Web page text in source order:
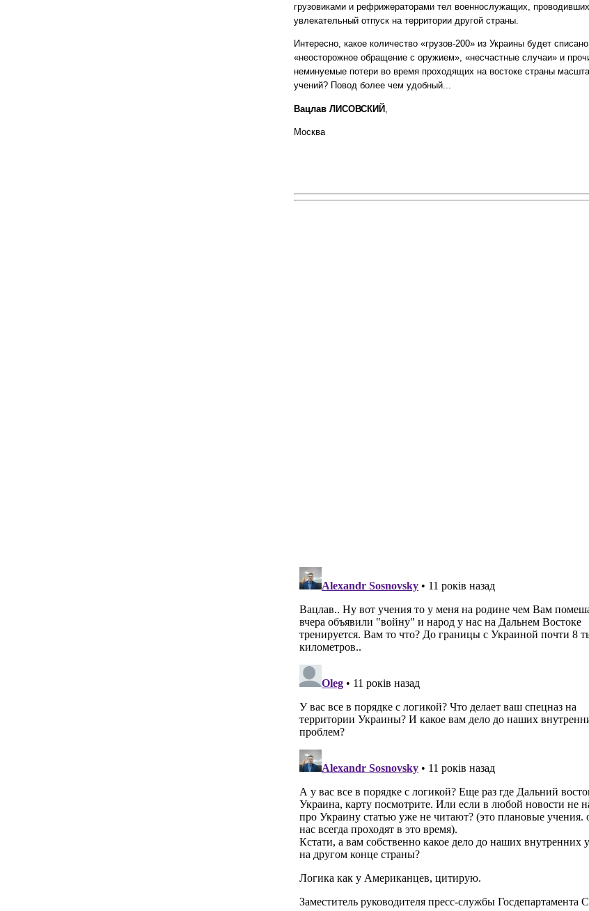
грузовиками и рефрижераторами тел военнослужащих, проводивших
увлекательный отпуск на территории другой страны.
Интересно, какое количество «грузов-200» из Украины будет
«неосторожное обращение с оружием», «несчастные случаи» и
неминуемые потери во время проходящих на востоке страны
учений? Повод более чем удобный...
Вацлав ЛИСОВСКИЙ
Москва